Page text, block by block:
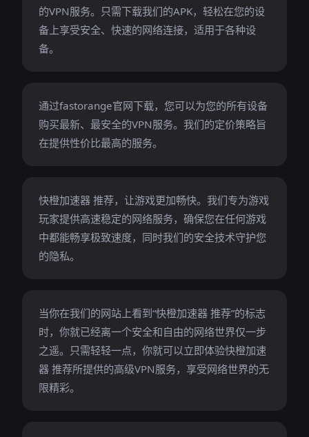
的VPN服务。只需下载我们的APK，轻松在您的设
备上享受安全、快速的网络连接，适用于各种设
备。
通过fastorange官网下载，您可以为您的所有设备
购买最新、最安全的VPN服务。我们的定价策略旨
在提供性价比最高的服务。
快橙加速器 推荐，让游戏更加畅快。我们专为游戏
玩家提供高速稳定的网络服务，确保您在任何游戏
中都能畅享极致速度，同时我们的安全技术守护您
的隐私。
当你在我们的网站上看到“快橙加速器 推荐”的标志
时，你就已经离一个安全和自由的网络世界仅一步
之遥。只需轻轻一点，你就可以立即体验快橙加速
器 推荐所提供的高级VPN服务，享受网络世界的无
限精彩。